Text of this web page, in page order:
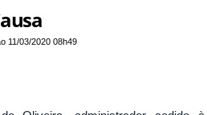
11/03/2020 08h49